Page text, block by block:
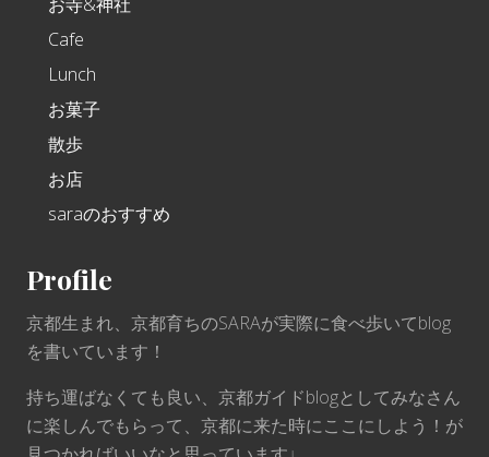
Cafe
Lunch
お菓子
散歩
お店
saraのおすすめ
Profile
京都生まれ、京都育ちのSARAが実際に食べ歩いてblog
を書いています！
持ち運ばなくても良い、京都ガイドblogとしてみなさん
に楽しんでもらって、京都に来た時にここにしよう！が